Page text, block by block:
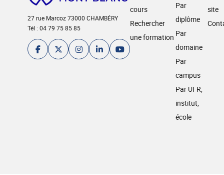
27 rue Marcoz 73000 CHAMBÉRY
Tél : 04 79 75 85 85
cours
Rechercher
une formation
Par
diplôme
Par
domaine
Par
campus
Par UFR,
institut,
école
site